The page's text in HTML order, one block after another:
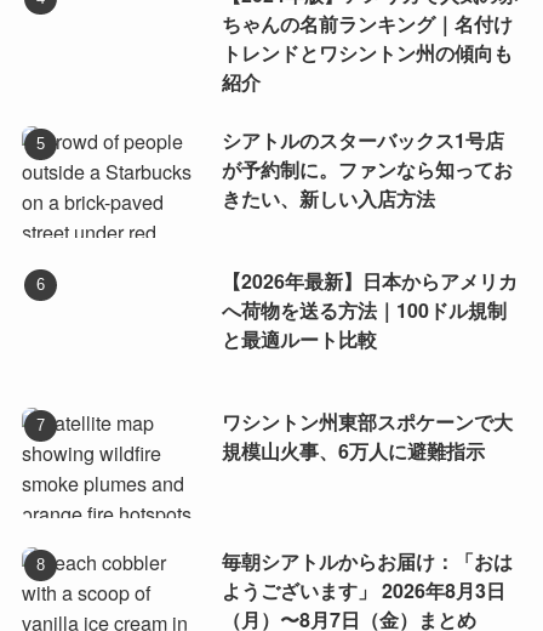
ちゃんの名前ランキング｜名付け
トレンドとワシントン州の傾向も
紹介
シアトルのスターバックス1号店
が予約制に。ファンなら知ってお
きたい、新しい入店方法
【2026年最新】日本からアメリカ
へ荷物を送る方法｜100ドル規制
と最適ルート比較
ワシントン州東部スポケーンで大
規模山火事、6万人に避難指示
毎朝シアトルからお届け：「おは
ようございます」 2026年8月3日
（月）〜8月7日（金）まとめ